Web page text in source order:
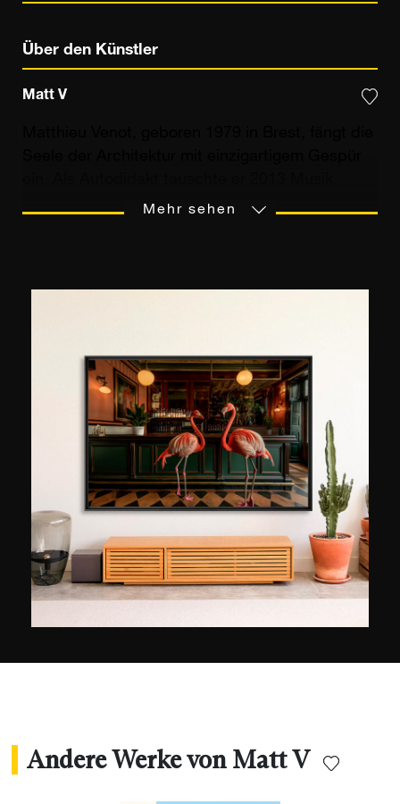
Über den Künstler
Matt V
gegen Bilder ein, um die verborgene Reinheit der
weltweit ausgestellt, verwandelt das Alltägliche
in eine visuelle Symphonie und bietet eine
zugleich strenge und unbeschwerte Perspektive,
die die subtile Magie unserer Stadtlandschaften
zelebriert.
Mehr sehen
Andere Werke von Matt V